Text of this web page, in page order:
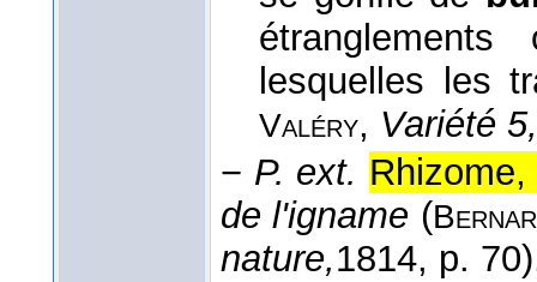
lesquelles les
Valéry, Variété 5,
− P. ext.
de l'igname (
nature,1814, p.